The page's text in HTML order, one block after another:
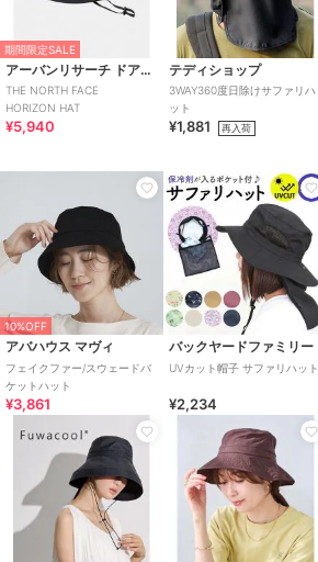
期間限定SALE
アーバンリサーチ ドアーズ
THE NORTH FACE
HORIZON HAT
¥5,940
テディショップ
3WAY360度日除けサファリハ
ット
¥1,881 再入荷
10%OFF
アバハウス マヴィ
フェイクファー/スウェードバ
ケットハット
¥3,861
バックヤードファミリー
UVカット帽子 サファリハット
¥2,234